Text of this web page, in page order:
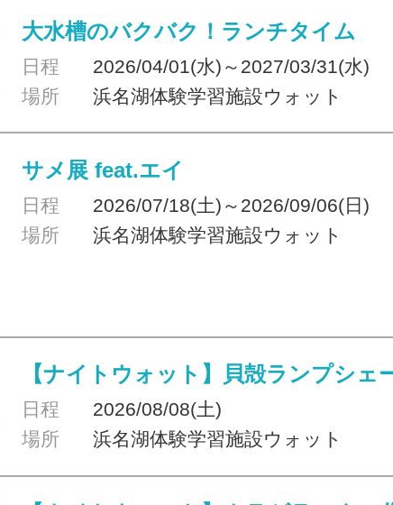
大水槽のバクバク！ランチタイム
日程
2026/04/01(水)～2027/03/31(水)
場所
浜名湖体験学習施設ウォット
サメ展 feat.エイ
日程
2026/07/18(土)～2026/09/06(日)
場所
浜名湖体験学習施設ウォット
【ナイトウォット】貝殻ランプシェ
日程
2026/08/08(土)
場所
浜名湖体験学習施設ウォット